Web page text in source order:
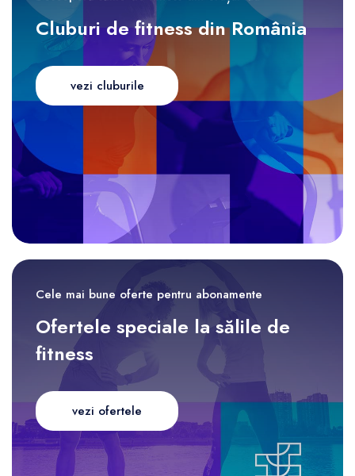
Cluburi de fitness din România
vezi cluburile
Cele mai bune oferte pentru abonamente
Ofertele speciale la sălile de
fitness
vezi ofertele